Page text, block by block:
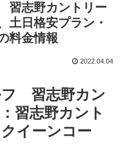
習志野カントリー
土日格安プラン・
料金情報
2022.04.04
フ 習志野カン
習志野カント
イーンコー